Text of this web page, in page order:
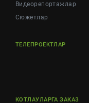
Видеорепортажлар
Cюжетлар
ТЕЛЕПРОЕКТЛАР
КОТЛАУЛАРГА ЗАКАЗ